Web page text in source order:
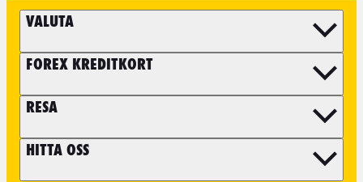
VALUTA
FOREX KREDITKORT
RESA
HITTA OSS